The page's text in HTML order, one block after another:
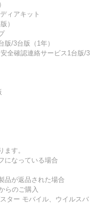
ィアキット
）
版/3台版（1年）
全確認連絡サービス1台版/3
す。
になっている場合
品が返品された場合
らのご購入
ター モバイル、ウイルスバ